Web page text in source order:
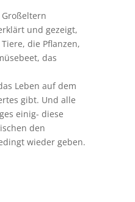
und gezeigt,
die Pflanzen,
das
Leben auf dem
gibt. Und alle
einig- diese
den
wieder geben.